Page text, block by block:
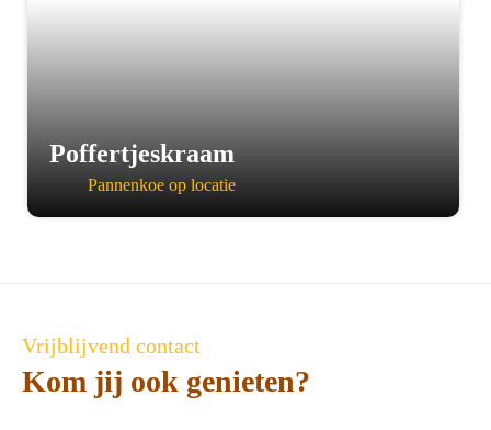
Poffertjeskraam
Pannenkoe op locatie
Vrijblijvend contact
Kom jij ook genieten?